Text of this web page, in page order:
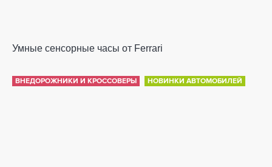
Умные сенсорные часы от Ferrari
ВНЕДОРОЖНИКИ И КРОССОВЕРЫ НОВИНКИ АВТОМОБИЛЕЙ